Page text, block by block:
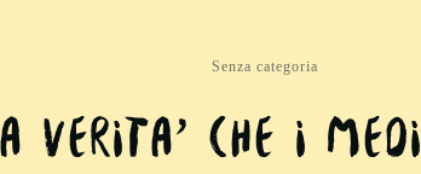
Senza categoria
VERITA’ CHE I